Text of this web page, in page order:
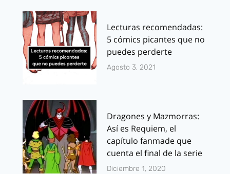
Lecturas recomendadas:
5 cómics picantes que no
puedes perderte
Agosto 3, 2021
Dragones y Mazmorras:
Así es Requiem, el
capítulo fanmade que
cuenta el final de la serie
Diciembre 1, 2020